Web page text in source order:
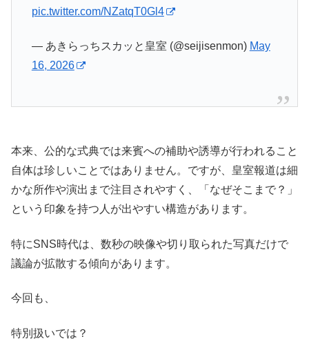
pic.twitter.com/NZatqT0Gl4
— あきらっちスカッと皇室 (@seijisenmon) May
16, 2026
本来、公的な式典では来賓への補助や誘導が行われること
自体は珍しいことではありません。ですが、皇室報道は細
かな所作や演出まで注目されやすく、「なぜそこまで？」
という印象を持つ人が出やすい構造があります。
特にSNS時代は、数秒の映像や切り取られた写真だけで
議論が拡散する傾向があります。
今回も、
特別扱いでは？